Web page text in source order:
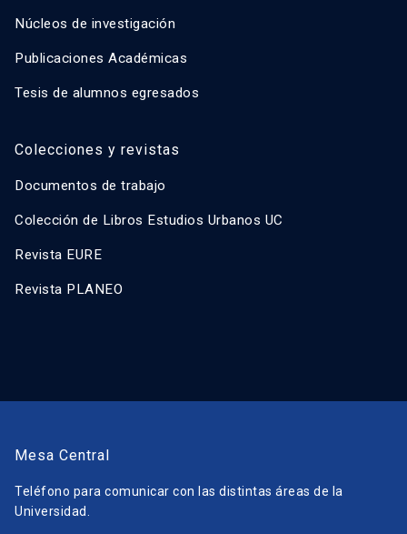
Núcleos de investigación
Publicaciones Académicas
Tesis de alumnos egresados
Colecciones y revistas
Documentos de trabajo
Colección de Libros Estudios Urbanos UC
Revista EURE
Revista PLANEO
Mesa Central
Teléfono para comunicar con las distintas áreas de la
Universidad.